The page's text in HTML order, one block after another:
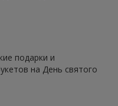
подарки и
на День святого